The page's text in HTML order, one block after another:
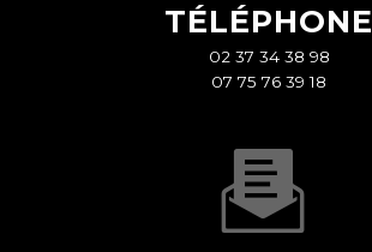
TÉLÉPHONE
02 37 34 38 98
07 75 76 39 18